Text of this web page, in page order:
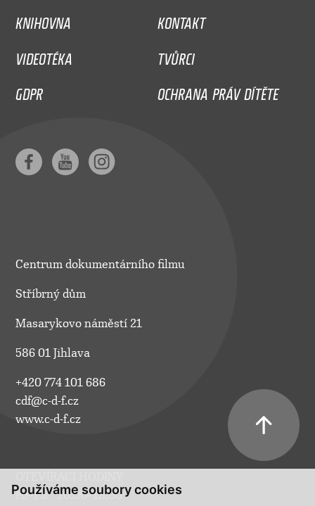
Používáme soubory cookies
KNIHOVNA
KONTAKT
VIDEOTÉKA
TVŮRCI
GDPR
OCHRANA PRÁV DÍTĚTE
Centrum dokumentárního filmu
Stříbrný dům
Masarykovo náměstí 21
586 01 Jihlava
+420 774 101 686
cdf@c-d-f.cz
www.c-d-f.cz
Po–Pá:
10.00–18.00